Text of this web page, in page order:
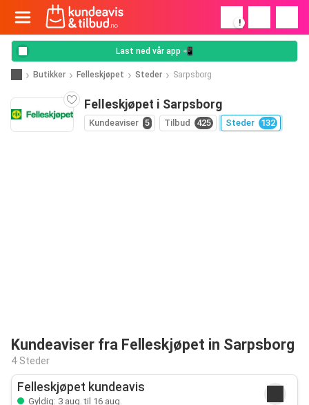
!
Last ned vår app 📲
Butikker Felleskjøpet Steder Sarpsborg
Felleskjøpet i Sarpsborg
Kundeaviser 5 Tilbud 425 Steder 132
Kundeaviser fra Felleskjøpet in Sarpsborg
4 Steder
Felleskjøpet kundeavis
Gyldig: 3 aug. til 16 aug.